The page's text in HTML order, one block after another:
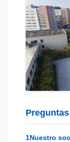
1Nuestro